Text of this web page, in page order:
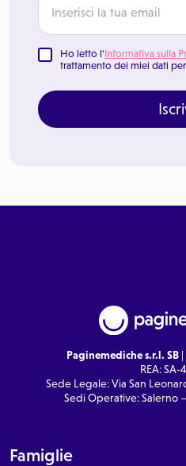
Ho letto l'Informativa sulla
trattamento dei miei dati
Paginemediche s.r.l. SB|
REA: SA-
Sede Legale: Via San
Sedi Operative: Salerno
Famiglie